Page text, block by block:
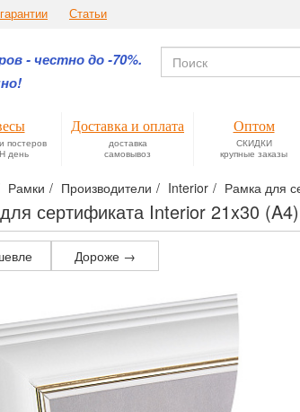
Статьи
- честно до -70%.
постеров
день
Доставка и оплата
доставка
самовывоз
Оптом
СКИДКИ
крупные заказы
Рамки Производители Interior Рамка для
сертификата Interior 21x30
Дороже →